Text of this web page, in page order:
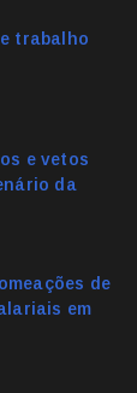
trabalho
e vetos
da
de
em